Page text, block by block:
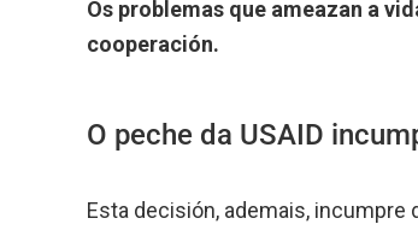
Os problemas que ameazan a
cooperación.
O peche da USAID
Esta decisión, ademais, incumpre